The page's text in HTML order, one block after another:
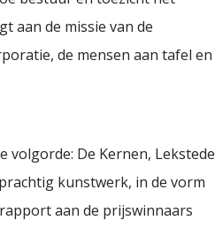
aan de missie van de
de mensen aan tafel en
volgorde: De Kernen, Lekstede
kunstwerk, in de vorm
aan de prijswinnaars